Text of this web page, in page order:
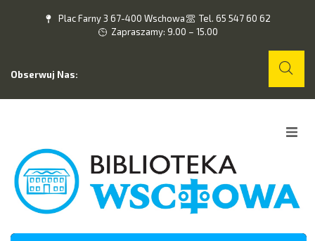
Plac Farny 3 67-400 Wschowa
Tel. 65 547 60 62
Zapraszamy: 9.00 – 15.00
Obserwuj Nas:
O nas
Wydarzenia